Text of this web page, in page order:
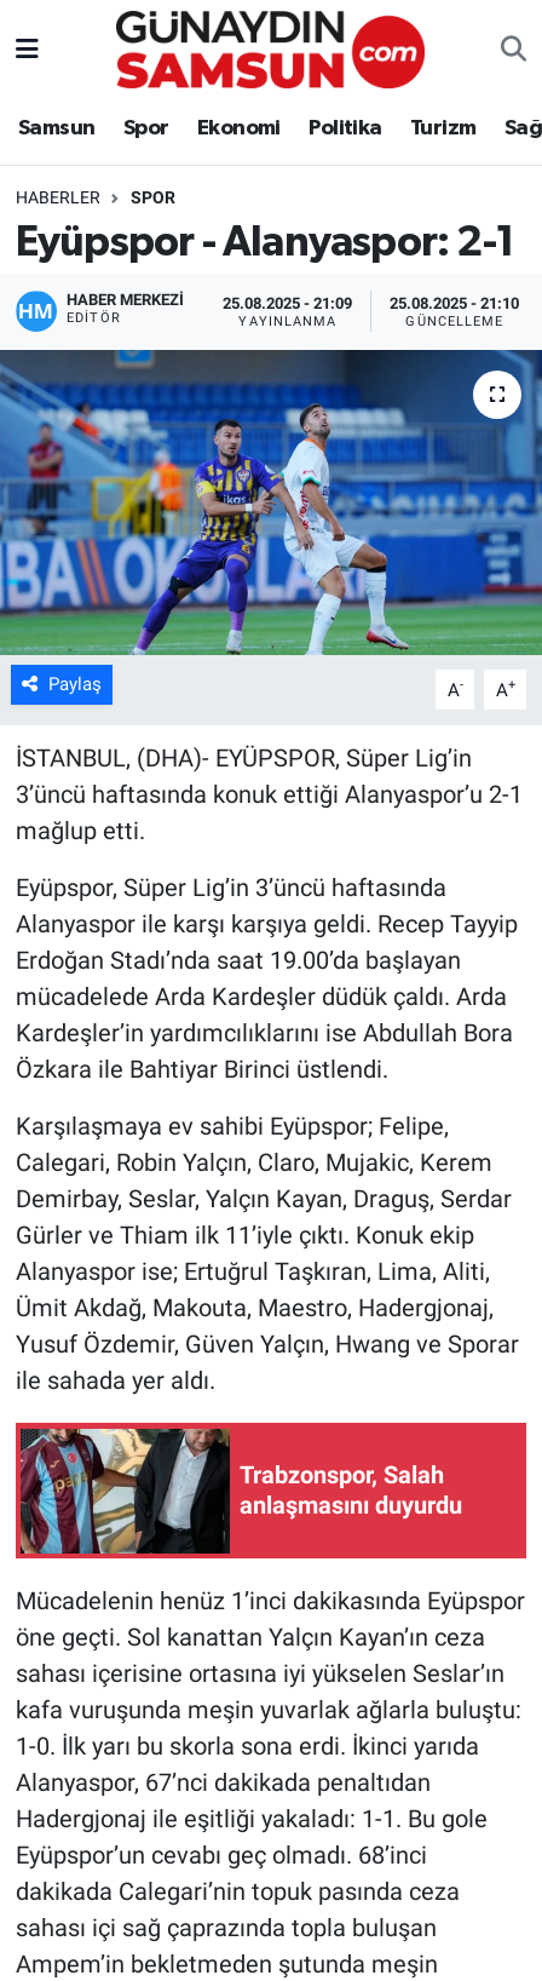
Samsun Spor Ekonomi Politika Turizm
HABERLER SPOR
Eyüpspor - Alanyaspor: 2-1
HABER MERKEZİ
EDITÖR
25.08.2025 - 21:09
YAYINLANMA
25.08.2025 - 21:10
GÜNCELLEME
Paylaş A- A+
İSTANBUL, (DHA)- EYÜPSPOR, Süper Lig’in
3’üncü haftasında konuk ettiği Alanyaspor’u 2-1
mağlup etti.
Eyüpspor, Süper Lig’in 3’üncü haftasında
Alanyaspor ile karşı karşıya geldi. Recep Tayyip
Erdoğan Stadı’nda saat 19.00’da başlayan
mücadelede Arda Kardeşler düdük çaldı. Arda
Kardeşler’in yardımcılıklarını ise Abdullah Bora
Özkara ile Bahtiyar Birinci üstlendi.
Karşılaşmaya ev sahibi Eyüpspor; Felipe,
Calegari, Robin Yalçın, Claro, Mujakic, Kerem
Demirbay, Seslar, Yalçın Kayan, Draguş, Serdar
Gürler ve Thiam ilk 11’iyle çıktı. Konuk ekip
Alanyaspor ise; Ertuğrul Taşkıran, Lima, Aliti,
Ümit Akdağ, Makouta, Maestro, Hadergjonaj,
Yusuf Özdemir, Güven Yalçın, Hwang ve Sporar
ile sahada yer aldı.
Trabzonspor, Salah
anlaşmasını duyurdu
Mücadelenin henüz 1’inci dakikasında Eyüpspor
öne geçti. Sol kanattan Yalçın Kayan’ın ceza
sahası içerisine ortasına iyi yükselen Seslar’ın
kafa vuruşunda meşin yuvarlak ağlarla buluştu:
1-0. İlk yarı bu skorla sona erdi. İkinci yarıda
Alanyaspor, 67’nci dakikada penaltıdan
Hadergjonaj ile eşitliği yakaladı: 1-1. Bu gole
Eyüpspor’un cevabı geç olmadı. 68’inci
dakikada Calegari’nin topuk pasında ceza
sahası içi sağ çaprazında topla buluşan
Ampem’in bekletmeden şutunda meşin
Samsun
Sağlık
Eğitim
Yaşam
Kültür Sanat
Bilim ve Teknoloji
Genel
Nöbetçi Eczaneler
Son Dakika Haberleri
Haber Arşivi